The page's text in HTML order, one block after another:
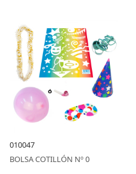
010047
BOLSA COTILLÓN Nº 0